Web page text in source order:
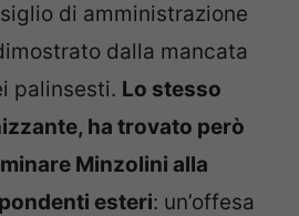
di amministrazione
dalla mancata
palinsesti. Lo stesso
ha trovato però
Minzolini alla
esteri: un’offesa